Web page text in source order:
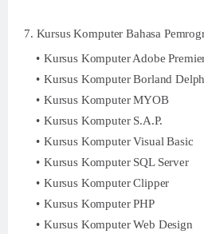
7. Kursus Komputer Bahasa
Kursus Komputer Adobe
Kursus Komputer Borland
Kursus Komputer MYOB
Kursus Komputer S.A.P.
Kursus Komputer Visual Basic
Kursus Komputer SQL Server
Kursus Komputer Clipper
Kursus Komputer PHP
Kursus Komputer Web Design